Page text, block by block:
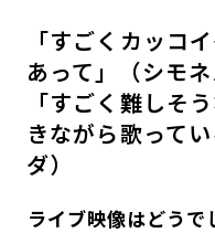
「すごくカッコ
あって」（シモネ
「すごく難しそ
きながら歌って
ダ）
――ライブ映像はどうで